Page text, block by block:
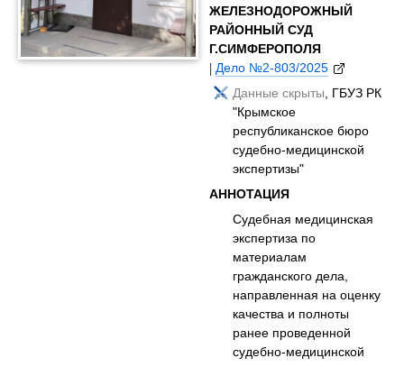
ЖЕЛЕЗНОДОРОЖНЫЙ
РАЙОННЫЙ СУД
Г.СИМФЕРОПОЛЯ
|Дело №2-803/2025
Данные скрыты, ГБУЗ РК
"Крымское
республиканское бюро
судебно-медицинской
экспертизы"
АННОТАЦИЯ
Судебная медицинская
экспертиза по
материалам
гражданского дела,
направленная на оценку
качества и полноты
ранее проведенной
судебно-медицинской